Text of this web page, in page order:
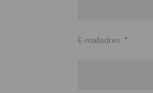
E-mailadres *